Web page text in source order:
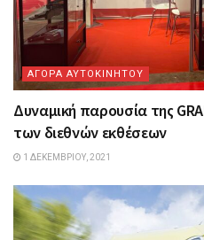
ΑΓΟΡΑ ΑΥΤΟΚΙΝΗΤΟΥ
Δυναμική παρουσία της
των διεθνών εκθέσεων
1 ΔΕΚΕΜΒΡΊΟΥ, 2021